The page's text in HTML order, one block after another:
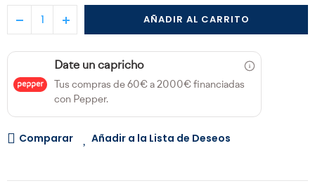
AÑADIR AL CARRITO
Date un capricho
Tus compras de 60€ a 2000€ financiadas
con Pepper.
Comparar Añadir a la Lista de Deseos